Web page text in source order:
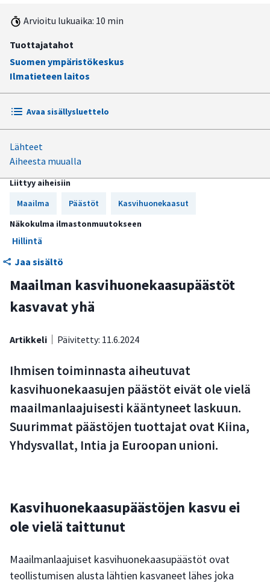
Arvioitu lukuaika: 10 min
Tuottajatahot
Suomen ympäristökeskus
Ilmatieteen laitos
Avaa sisällysluettelo
Kasvihuonekaasupäästöjen kasvu ei ole vielä taittunut
Merkittävimmät päästöt syntyvät energian tuotannosta
Nykyiset toimet eivät riitä 1,5 asteen tavoitteen
Lähteet
Aiheesta muualla
Liittyy aiheisiin
Maailma
Päästöt
Kasvihuonekaasut
Näkokulma ilmastonmuutokseen
Hillintä
Jaa sisältö
Maailman kasvihuonekaasupäästöt
kasvavat yhä
Artikkeli Päivitetty: 11.6.2024
Ihmisen toiminnasta aiheutuvat
kasvihuonekaasujen päästöt eivät ole vielä
maailmanlaajuisesti kääntyneet laskuun.
Suurimmat päästöjen tuottajat ovat Kiina,
Yhdysvallat, Intia ja Euroopan unioni.
Kasvihuonekaasupäästöjen kasvu ei
ole vielä taittunut
Maailmanlaajuiset kasvihuonekaasupäästöt ovat
teollistumisen alusta lähtien kasvaneet lähes joka